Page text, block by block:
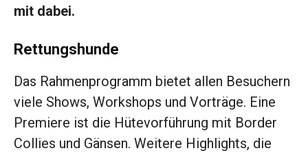
mit dabei.
Rettungshunde
Das Rahmenprogramm bietet allen Besuchern
viele Shows, Workshops und Vorträge. Eine
Premiere ist die Hütevorführung mit Border
Collies und Gänsen. Weitere Highlights, die